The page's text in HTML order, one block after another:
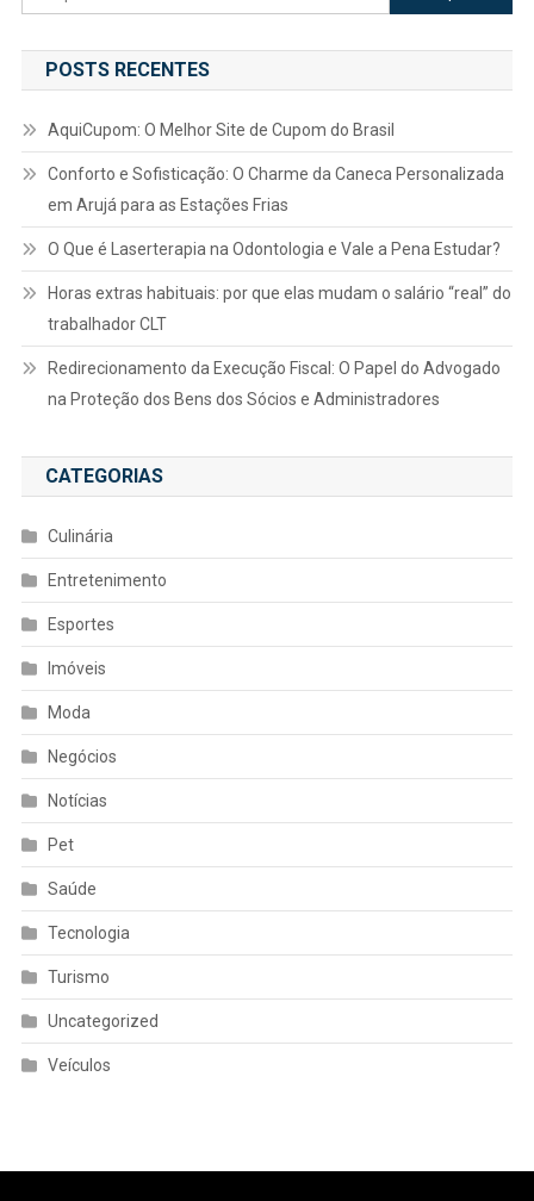
por:
POSTS RECENTES
AquiCupom: O Melhor Site de Cupom do Brasil
Conforto e Sofisticação: O Charme da Caneca Personalizada
em Arujá para as Estações Frias
O Que é Laserterapia na Odontologia e Vale a Pena Estudar?
Horas extras habituais: por que elas mudam o salário “real” do
trabalhador CLT
Redirecionamento da Execução Fiscal: O Papel do Advogado
na Proteção dos Bens dos Sócios e Administradores
CATEGORIAS
Culinária
Entretenimento
Esportes
Imóveis
Moda
Negócios
Notícias
Pet
Saúde
Tecnologia
Turismo
Uncategorized
Veículos